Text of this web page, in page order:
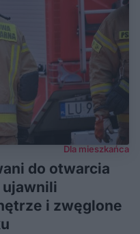
Dla mieszkańca
do otwarcia
ujawnili
i zwęglone